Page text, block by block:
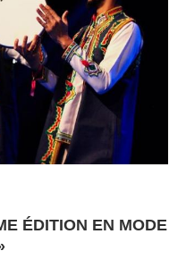
ÉDITION EN MODE